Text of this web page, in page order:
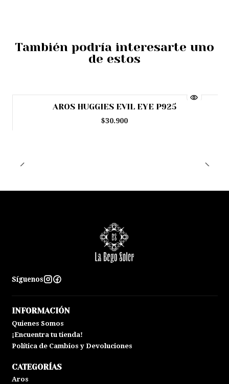
También podría interesarte uno
de estos
Agotado
AROS HUGGIES EVIL EYE P925
$30.900
Síguenos
INFORMACIÓN
Quienes Somos
¡Encuentra tu tienda!
Política de Cambios y Devoluciones
CATEGORÍAS
Aros